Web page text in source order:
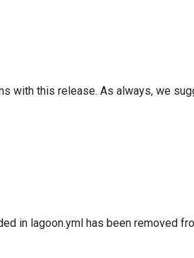
with this release. As always, we
in lagoon.yml has been removed